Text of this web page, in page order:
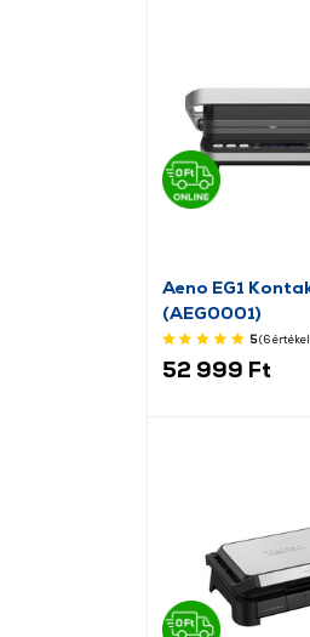
Aeno EG1
(AEG0001)
5(6
52 999 Ft